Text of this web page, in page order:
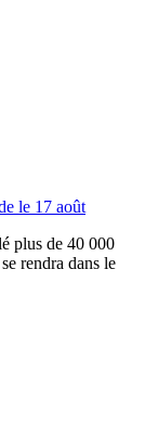
le 17 août
plus de 40 000
rendra dans le